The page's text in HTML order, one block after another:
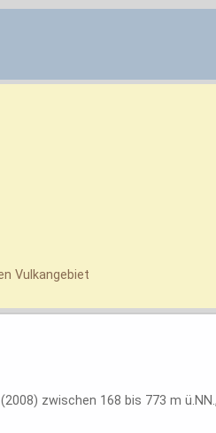
Vulkangebiet
zwischen 168 bis 773 m